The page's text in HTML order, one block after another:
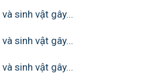
sinh vật gây...
sinh vật gây...
sinh vật gây...